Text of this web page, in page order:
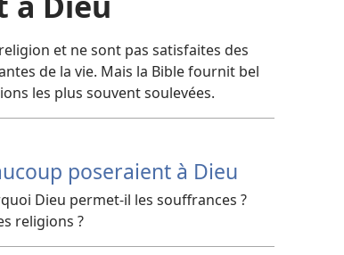
et ne sont pas satisfaites des
de la vie. Mais la Bible fournit bel
les plus souvent soulevées.
poseraient à Dieu
Dieu permet-il les souffrances ?
religions ?